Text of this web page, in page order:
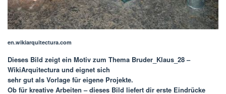
en.wikiarquitectura.com
Dieses Bild zeigt ein Motiv zum Thema Bruder_Klaus_28 –
WikiArquitectura und eignet sich
sehr gut als Vorlage für eigene Projekte.
Ob für kreative Arbeiten – dieses Bild liefert dir erste Eindrücke